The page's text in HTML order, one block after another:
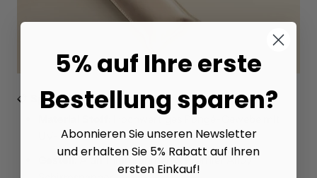
📋
Spezifikationen:
Hochwertiges Pongé-Gewebe mit
UV- & Nässeschutz
Gestell:Aluminiumrahmen & Premier Alloy
5% auf Ihre erste
Bestellung sparen?
Abonnieren Sie unseren Newsletter
und erhalten Sie 5% Rabatt auf Ihren
ersten Einkauf!